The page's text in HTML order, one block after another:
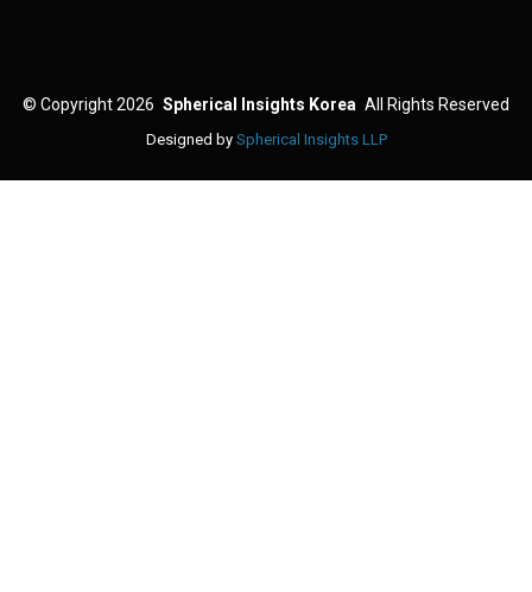
© Copyright 2026 Spherical Insights Korea All Rights Reserved
Designed by Spherical Insights LLP